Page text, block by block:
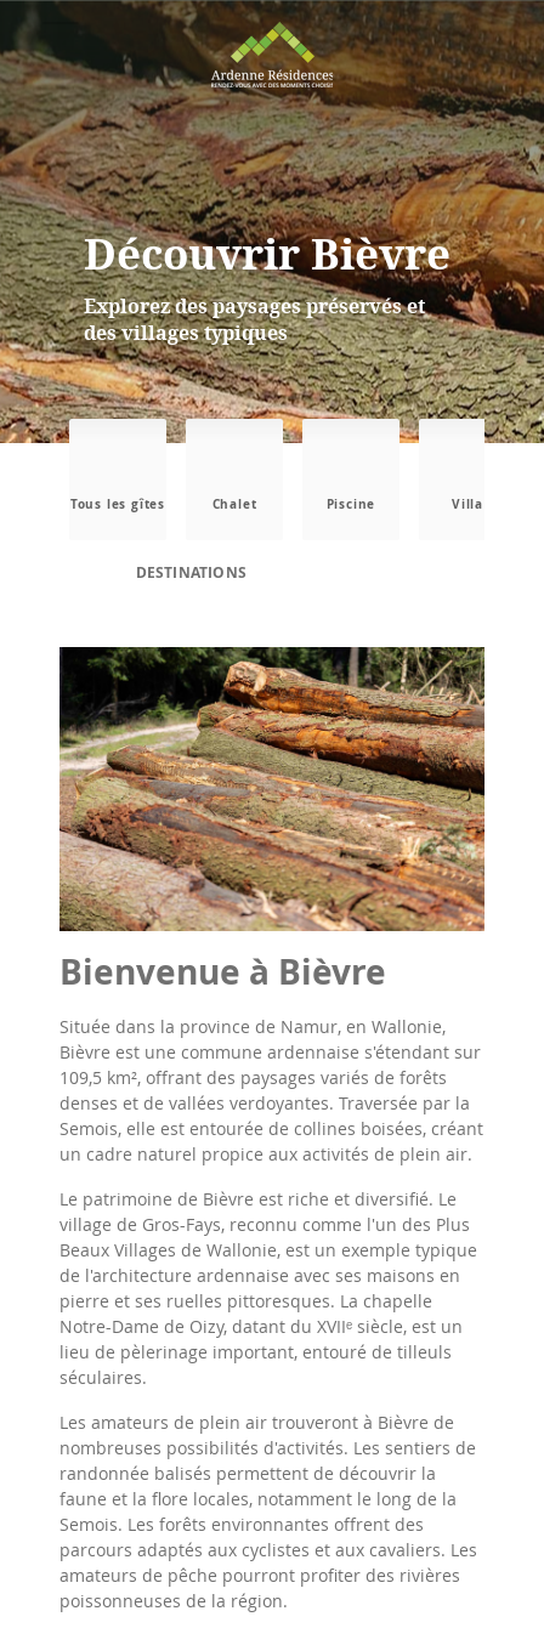
Découvrir Bièvre
Explorez des paysages préservés et
des villages typiques
Tous les gîtes Chalet Piscine Villa
DESTINATIONS
Bienvenue à Bièvre
Située dans la province de Namur, en Wallonie,
Bièvre est une commune ardennaise s'étendant sur
109,5 km², offrant des paysages variés de forêts
denses et de vallées verdoyantes. Traversée par la
Semois, elle est entourée de collines boisées, créant
un cadre naturel propice aux activités de plein air.
Le patrimoine de Bièvre est riche et diversifié. Le
village de Gros-Fays, reconnu comme l'un des Plus
Beaux Villages de Wallonie, est un exemple typique
de l'architecture ardennaise avec ses maisons en
pierre et ses ruelles pittoresques. La chapelle
Notre-Dame de Oizy, datant du XVIIᵉ siècle, est un
lieu de pèlerinage important, entouré de tilleuls
séculaires.
Les amateurs de plein air trouveront à Bièvre de
nombreuses possibilités d'activités. Les sentiers de
randonnée balisés permettent de découvrir la
faune et la flore locales, notamment le long de la
Semois. Les forêts environnantes offrent des
parcours adaptés aux cyclistes et aux cavaliers. Les
amateurs de pêche pourront profiter des rivières
poissonneuses de la région.